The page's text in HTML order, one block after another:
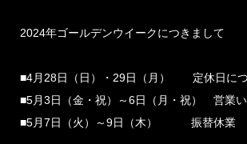
2024年ゴールデンウイークにつきまして
■4月28日（日）・29日（月） 定休日に
■5月3日（金・祝）～6日（月・祝） 営業
■5月7日（火）～9日（木） 振替休業